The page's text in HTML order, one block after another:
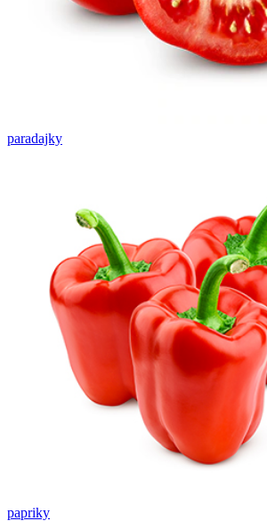
paradajky
papriky